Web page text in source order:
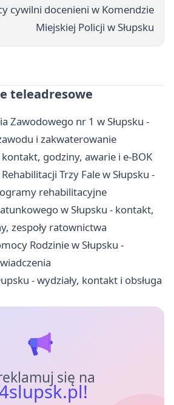
cywilni docenieni w Komendzie
Miejskiej Policji w Słupsku
teleadresowe
Zawodowego nr 1 w Słupsku -
i zakwaterowanie
kontakt, godziny, awarie i e-BOK
Trzy Fale w Słupsku -
rehabilitacyjne
w Słupsku - kontakt,
zespoły ratownictwa
Rodzinie w Słupsku -
- wydziały, kontakt i obsługa
się na